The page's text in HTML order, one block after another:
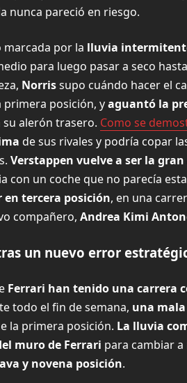
nunca pareció en riesgo.
marcada por la lluvia
para luego pasar a seco
Norrissupo cuándo hacer el
posición, yaguantó la
alerón trasero. Como se
de sus rivales y podría copar
Verstappen vuelve a ser la
con un coche que no parecía
tercera posición, en una
compañero, Andrea Kimi
un nuevo error
Ferrari han tenido una carrera
todo el fin de semana, una
la primera posición. La lluvia
muro de Ferrari para cambiar
y novena posición.